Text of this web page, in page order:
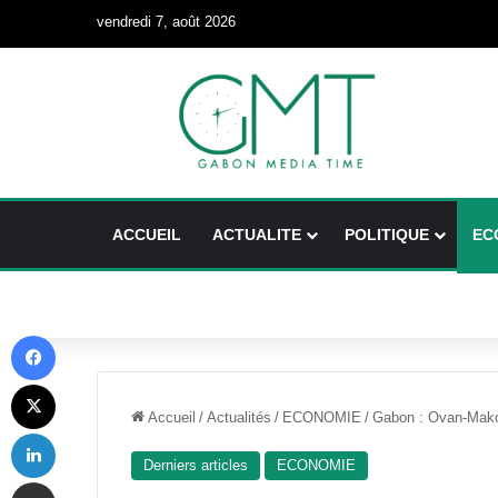
vendredi 7, août 2026
ACCUEIL ACTUALITE POLITIQUE
Accueil / Actualités / ECONOMIE / Gabon : Ovan-
Derniers articles ECONOMIE